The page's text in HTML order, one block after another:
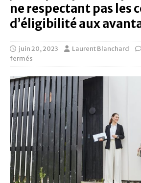
ne respectant pas les
d’éligibilité aux
juin 20, 2023 Laurent Blanchard
fermés